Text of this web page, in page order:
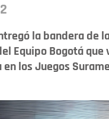
la bandera de
Equipo Bogotá que
los Juegos